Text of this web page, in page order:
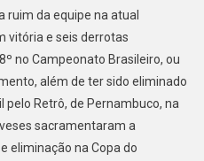
ruim da equipe na atual
vitória e seis derrotas
no Campeonato Brasileiro, ou
além de ter sido eliminado
pelo Retrô, de Pernambuco, na
sacramentaram a
eliminação na Copa do